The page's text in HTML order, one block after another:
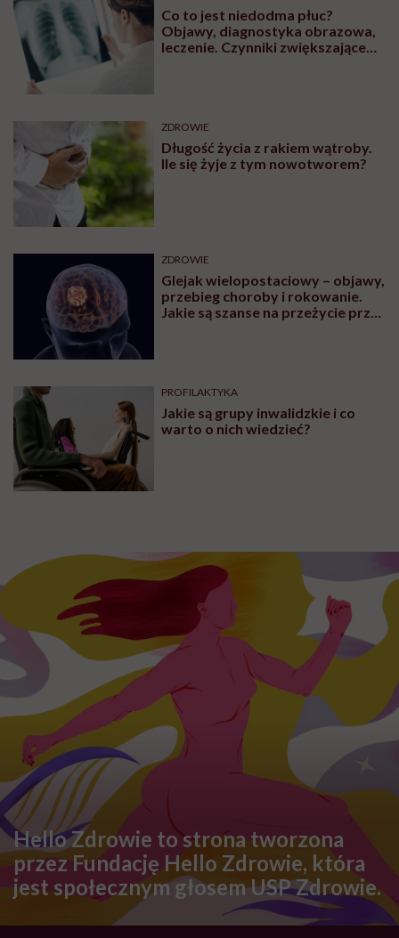
Co to jest niedodma płuc?
Objawy, diagnostyka obrazowa,
leczenie. Czynniki zwiększające
ZDROWIE
Długość życia z rakiem wątroby.
Ile się żyje z tym nowotworem?
ZDROWIE
Glejak wielopostaciowy – objawy,
przebieg choroby i rokowanie.
Jakie są szanse na przeżycie przy
PROFILAKTYKA
Jakie są grupy inwalidzkie i co
warto o nich wiedzieć?
Hello Zdrowie to strona tworzona
przez Fundację Hello Zdrowie, która
jest społecznym głosem USP Zdrowie.